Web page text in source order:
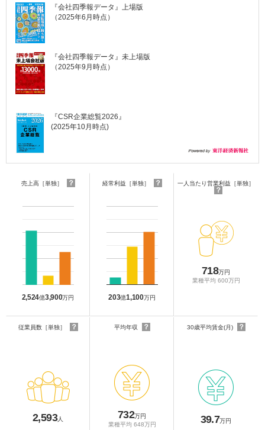
『会社四季報データ』上場版
（2025年6月時点）
『会社四季報データ』未上場版
（2025年9月時点）
『CSR企業総覧2026』
(2025年10月時点)
売上高［単独］ ？
2,524億3,900万円
経常利益［単独］ ？
203億1,100万円
一人当たり営業利益［単独］
？
718万円
業種平均 600万円
従業員数［単独］ ？
2,593人
平均年収 ？
732万円
業種平均 648万円
30歳平均賃金(月) ？
39.7万円